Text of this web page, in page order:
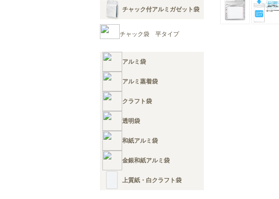
チャック付アルミガゼット袋
チャック袋 平タイプ
アルミ袋
アルミ蒸着袋
クラフト袋
透明袋
和紙アルミ袋
金銀和紙アルミ袋
上質紙・白クラフト袋